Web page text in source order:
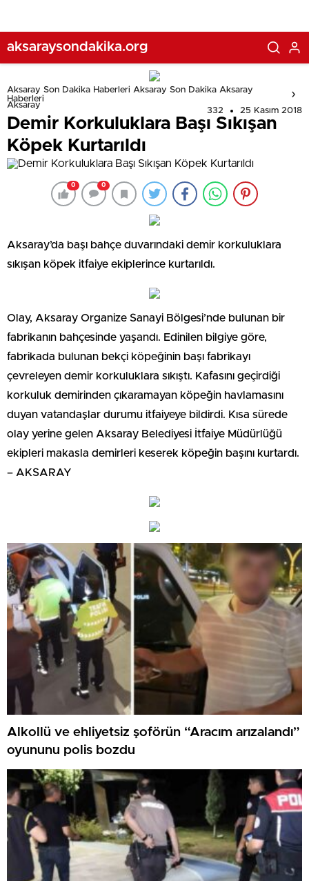
aksaraysondakika.org
Aksaray Son Dakika Haberleri Aksaray Son Dakika Aksaray
Haberleri
Aksaray
332 25 Kasım 2018
Demir Korkuluklara Başı Sıkışan
Köpek Kurtarıldı
0 0
Aksaray’da başı bahçe duvarındaki demir korkuluklara
sıkışan köpek itfaiye ekiplerince kurtarıldı.
Olay, Aksaray Organize Sanayi Bölgesi’nde bulunan bir
fabrikanın bahçesinde yaşandı. Edinilen bilgiye göre,
fabrikada bulunan bekçi köpeğinin başı fabrikayı
çevreleyen demir korkuluklara sıkıştı. Kafasını geçirdiği
korkuluk demirinden çıkaramayan köpeğin havlamasını
duyan vatandaşlar durumu itfaiyeye bildirdi. Kısa sürede
olay yerine gelen Aksaray Belediyesi İtfaiye Müdürlüğü
ekipleri makasla demirleri keserek köpeğin başını kurtardı.
– AKSARAY
Alkollü ve ehliyetsiz şoförün “Aracım arızalandı”
oyununu polis bozdu